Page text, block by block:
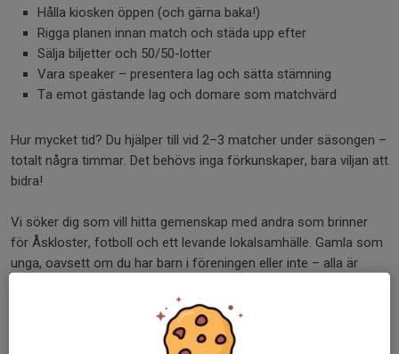
Hålla kiosken öppen (och gärna baka!)
Rigga planen innan match och städa upp efter
Sälja biljetter och 50/50-lotter
Vara speaker – presentera lag och sätta stämning
Ta emot gästande lag och domare som matchvärd
Hur mycket tid? Du hjälper till vid 2–3 matcher under säsongen –
totalt några timmar. Det behövs inga förkunskaper, bara viljan att
bidra!
Vi söker dig som vill hitta gemenskap med andra som brinner
för Åskloster, fotboll och ett levande lokalsamhälle. Gamla som
unga, oavsett om du har barn i föreningen eller inte – alla är
detta formulär